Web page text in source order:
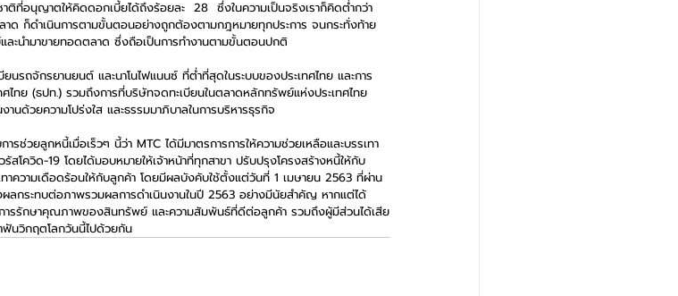
ที่อนุญาตให้คิดดอกเบี้ยได้ถึงร้อยละ  28  ซึ่งในความเป็นจริงเราก็คิดต่ำกว่า
ด ก็ดำเนินการตามขั้นตอนอย่างถูกต้องตามกฎหมายทุกประการ จนกระทั่งท้าย
ะนำมาขายทอดตลาด ซึ่งถือเป็นการทำงานตามขั้นตอนปกติ
รถจักรยานยนต์ และนาโนไฟแนนซ์ ที่ต่ำที่สุดในระบบของประเทศไทย และการ
ไทย (ธปท.) รวมถึงการที่บริษัทจดทะเบียนในตลาดหลักทรัพย์แห่งประเทศไทย
นด้วยความโปร่งใส และธรรมมาภิบาลในการบริหารธุรกิจ
วยลูกหนี้เมื่อเร็วๆ นี้ว่า MTC ได้มีมาตรการการให้ความช่วยเหลือและบรรเทา
สโควิด-19 โดยได้มอบหมายให้เจ้าหน้าที่ทุกสาขา ปรับปรุงโครงสร้างหนี้ให้กับ
ความเดือดร้อนให้กับลูกค้า โดยมีผลบังคับใช้ตั้งแต่วันที่ 1 เมษายน 2563 ที่ผ่าน
ลกระทบต่อภาพรวมผลการดำเนินงานในปี 2563 อย่างมีนัยสำคัญ หากแต่ได้
การรักษาคุณภาพของสินทรัพย์ และความสัมพันธ์ที่ดีต่อลูกค้า รวมถึงผู้มีส่วนได้เสีย
ฟันวิกฤตโลกวันนี้ไปด้วยกัน